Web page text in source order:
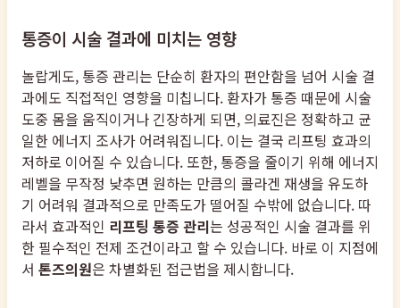
통증이 시술 결과에 미치는 영향
놀랍게도, 통증 관리는 단순히 환자의 편안함을 넘어 시술 결
과에도 직접적인 영향을 미칩니다. 환자가 통증 때문에 시술
도중 몸을 움직이거나 긴장하게 되면, 의료진은 정확하고 균
일한 에너지 조사가 어려워집니다. 이는 결국 리프팅 효과의
저하로 이어질 수 있습니다. 또한, 통증을 줄이기 위해 에너지
레벨을 무작정 낮추면 원하는 만큼의 콜라겐 재생을 유도하
기 어려워 결과적으로 만족도가 떨어질 수밖에 없습니다. 따
라서 효과적인 리프팅 통증 관리는 성공적인 시술 결과를 위
한 필수적인 전제 조건이라고 할 수 있습니다. 바로 이 지점에
서 톤즈의원은 차별화된 접근법을 제시합니다.